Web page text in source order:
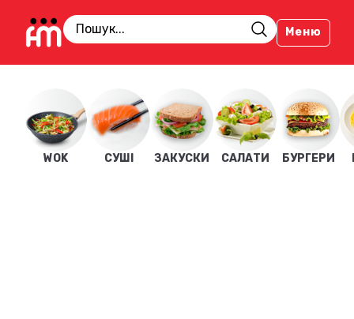
Меню
WOK СУШІ ЗАКУСКИ САЛАТИ БУРГЕРИ